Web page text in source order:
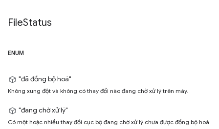
FileStatus
ENUM
"đã đồng bộ hoá"
Không xung đột và không có thay đổi nào đang chờ xử lý trên máy.
"đang chờ xử lý"
Có một hoặc nhiều thay đổi cục bộ đang chờ xử lý chưa được đồng bộ hoá.